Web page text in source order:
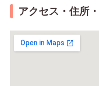
アクセス・住所